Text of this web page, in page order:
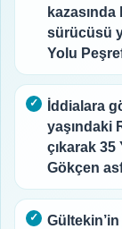
sürücüsü
Yolu
İddialara
yaşındaki
çıkarak
Gökçen